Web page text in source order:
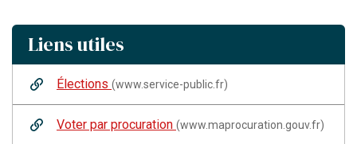
Liens utiles
Élections (www.service-public.fr)
Voter par procuration (www.maprocuration.gouv.fr)